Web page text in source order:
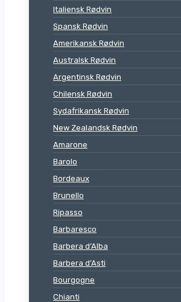
Italiensk Rødvin
Spansk Rødvin
Amerikansk Rødvin
Australsk Rødvin
Argentinsk Rødvin
Chilensk Rødvin
Sydafrikansk Rødvin
New Zealandsk Rødvin
Amarone
Barolo
Bordeaux
Brunello
Ripasso
Barbaresco
Barbera d’Alba
Barbera d’Asti
Bourgogne
Chianti